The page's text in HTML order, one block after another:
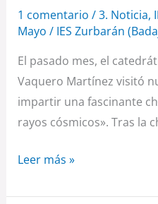
1 comentario /3. Noticia,
Mayo / IES Zurbarán
El pasado mes, el
Vaquero Martínez visitó
impartir una fascinante
rayos cósmicos». Tras la
Leer más »